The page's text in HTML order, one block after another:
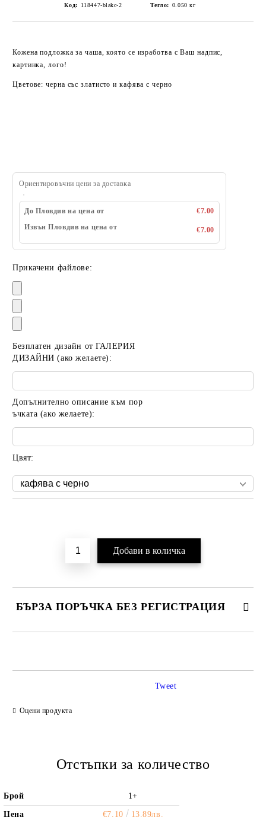
Код: 118447-blakc-2 Тегло: 0.050 кг
Кожена подложка за чаша, която се изработва с Ваш надпис,
картинка, лого!
Цветове: черна със златисто и кафява с черно
Ориентировъчни цени за доставка
До Пловдив на цена от
€7.00
Извън Пловдив на цена от
€7.00
Прикачени файлове:
Безплатен дизайн от ГАЛЕРИЯ
ДИЗАЙНИ (ако желаете):
Допълнително описание към пор
ъчката (ако желаете):
Цвят:
БЪРЗА ПОРЪЧКА БЕЗ РЕГИСТРАЦИЯ
Оцени продукта
Tweet
Отстъпки за количество
Брой 1+
Цена €7.10 13.89лв.